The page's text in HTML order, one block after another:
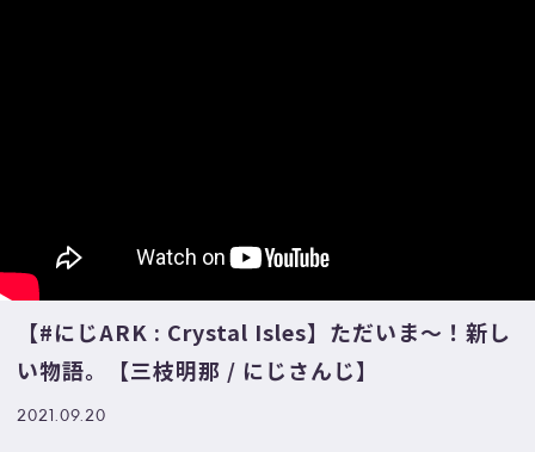
【#にじARK : Crystal Isles】ただいま～！新し
い物語。【三枝明那 / にじさんじ】
2021.09.20